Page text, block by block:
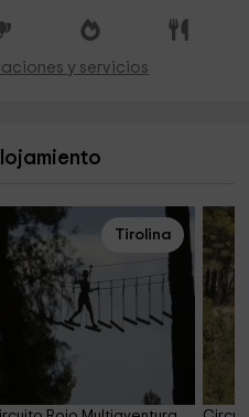
y servicios
Tirolina